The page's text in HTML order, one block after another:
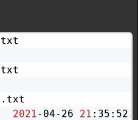
.txt
2021-04-26 21